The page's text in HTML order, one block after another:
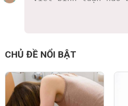
CHỦ ĐỀ NỔI BẬT